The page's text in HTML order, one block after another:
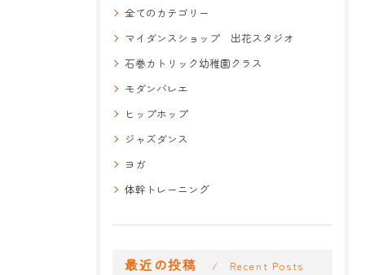
全てのカテゴリー
マイダンスショップ 出花スタジオ
石巻カトリック幼稚園クラス
モダンバレエ
ヒップホップ
ジャズダンス
ヨガ
体幹トレーニング
最近の投稿 Recent Posts